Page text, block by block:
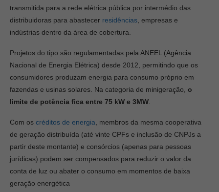
transmitida para a rede elétrica pública por intermédio das
distribuidoras para abastecer residências , empresas e
indústrias dentro da área de cobertura.
Projetos do tipo são regulamentadas pela ANEEL (Agência
Nacional de Energia Elétrica) desde 2012, permitindo que os
consumidores produzam energia para consumo próprio em
fazendas e usinas solares. Na categoria de minigeração, o
limite de potência fica entre 75 kW e 3MW
Com os créditos de energia , membros da mesma cooperativa
de geração distribuída (até vinte CPFs e inclusão de CNPJs a
partir deste montante) e consórcios (apenas para pessoas
jurídicas) podem ser compensados para reduzir o valor da
conta de luz ou abater o consumo em momentos de baixa
geração energética